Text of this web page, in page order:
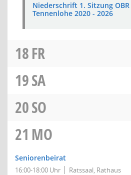
Niederschrift 1. Sitzung OBR
Tennenlohe 2020 - 2026
18FR
19SA
20SO
21 MO
Seniorenbeirat
16:00-18:00 Uhr Ratssaal, Rathaus